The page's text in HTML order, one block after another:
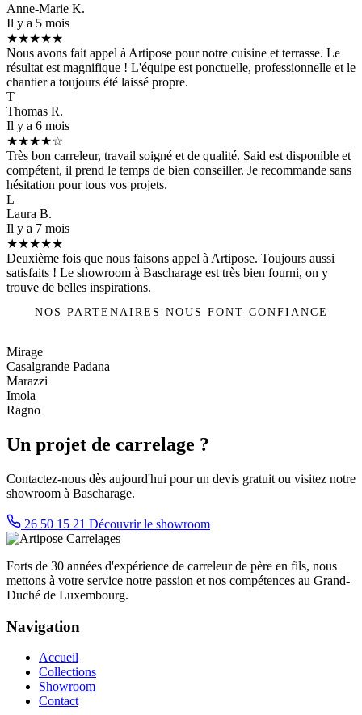
Anne-Marie K.
Il y a 5 mois
★★★★★
Nous avons fait appel à Artipose pour notre cuisine et terrasse. Le
résultat est magnifique ! L'équipe est ponctuelle, professionnelle et le
chantier a toujours été laissé propre.
T
Thomas R.
Il y a 6 mois
★★★★☆
Très bon carreleur, travail soigné et de qualité. Said est disponible et
compétent, il prend le temps de bien conseiller. Je recommande sans
hésitation pour tous vos projets.
L
Laura B.
Il y a 7 mois
★★★★★
Deuxième fois que nous faisons appel à Artipose. Toujours aussi
satisfaits ! Le showroom à Bascharage est très bien fourni, on y
trouve de belles inspirations.
NOS PARTENAIRES NOUS FONT CONFIANCE
Mirage
Casalgrande Padana
Marazzi
Imola
Ragno
Un projet de carrelage ?
Contactez-nous dès aujourd'hui pour un devis gratuit ou visitez notre
showroom à Bascharage.
26 50 15 21 Découvrir le showroom
Forts de 30 années d'expérience de carreleur de père en fils, nous
mettons à votre service notre passion et nos compétences au Grand-
Duché de Luxembourg.
Navigation
Accueil
Collections
Showroom
Contact